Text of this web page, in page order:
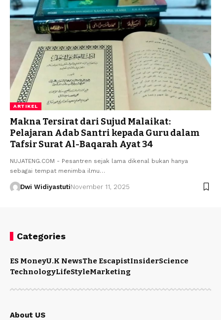
ARTIKEL
Makna Tersirat dari Sujud Malaikat:
Pelajaran Adab Santri kepada Guru dalam
Tafsir Surat Al-Baqarah Ayat 34
NUJATENG.COM - Pesantren sejak lama dikenal bukan hanya
sebagai tempat menimba ilmu…
Dwi WidiyastutiNovember 11, 2025
Categories
ES MoneyU.K NewsThe EscapistInsiderScience
TechnologyLifeStyleMarketing
About US